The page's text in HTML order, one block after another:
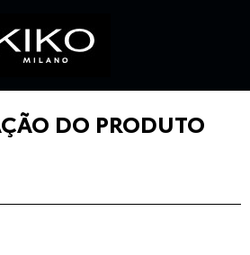
DO PRODUTO